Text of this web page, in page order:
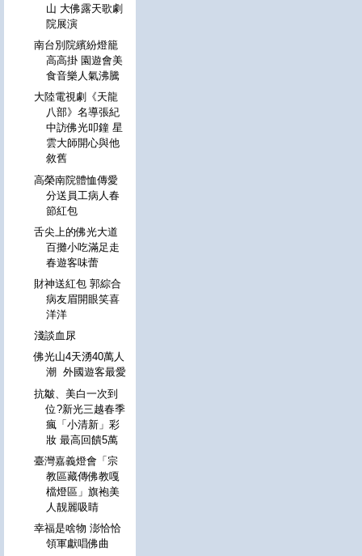
山 大佛露天歌劇
院展演
南台別院繽紛燈籠
高高掛 園遊會美
食音樂人氣沸騰
大陸電視劇《天龍
八部》名導張紀
中訪佛光叩鐘 星
雲大師開心與他
敘舊
高榮南院體恤傳愛
分送員工病人春
節紅包
舌尖上的佛光大道
百攤小吃滿足走
春遊客味蕾
財神送紅包 郭綜合
病友眉開眼笑喜
洋洋
淺談血尿
佛光山4天湧40萬人
潮 外國遊客最愛
抗皺、美白一次到
位?新光三越春季
瘋「小清新」彩
妝 最高回饋5萬
臺灣嘉義燈會「宗
教區藏傳佛教嘎
檔燈區」旗袍美
人靓麗吸睛
幸福是啥物 澎恰恰
領軍獻唱佛曲